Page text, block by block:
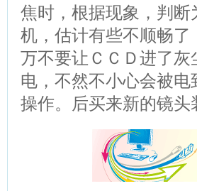
焦时，根据现象，判
机，估计有些不顺畅
万不要让ＣＣＤ进了
电，不然不小心会被
操作。后买来新的镜